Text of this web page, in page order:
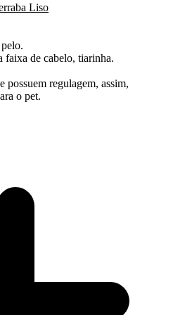
Liso
faixa de cabelo, tiarinha.
possuem regulagem, assim,
o pet.